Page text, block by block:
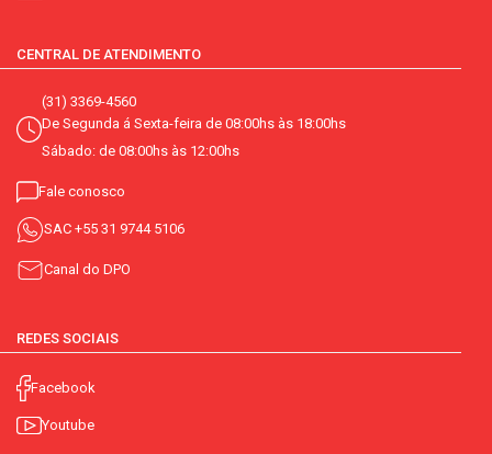
CENTRAL DE ATENDIMENTO
(31) 3369-4560
De Segunda á Sexta-feira de 08:00hs às 18:00hs
Sábado: de 08:00hs às 12:00hs
Fale conosco
SAC +55 31 9744 5106
Canal do DPO
REDES SOCIAIS
Facebook
Youtube